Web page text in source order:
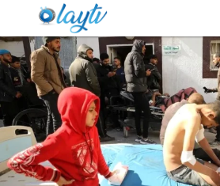
110’dan Fazla Filistinli Öldü
Lojistik Merkezi’ne ev sahipliği
suçladı